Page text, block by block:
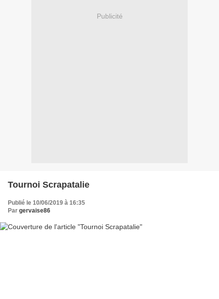
Publicité
Tournoi Scrapatalie
Publié le 10/06/2019 à 16:35
Par gervaise86